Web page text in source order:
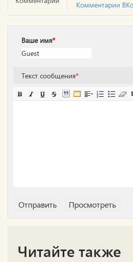
Комментарии
Ваше имя*
Текст сообщения*
Читайте также